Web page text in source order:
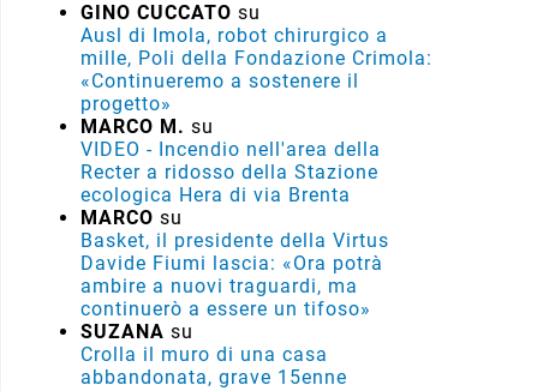
GINO CUCCATO su
Ausl di Imola, robot chirurgico a
mille, Poli della Fondazione Crimola:
«Continueremo a sostenere il
progetto»
MARCO M. su
VIDEO - Incendio nell'area della
Recter a ridosso della Stazione
ecologica Hera di via Brenta
MARCO su
Basket, il presidente della Virtus
Davide Fiumi lascia: «Ora potrà
ambire a nuovi traguardi, ma
continuerò a essere un tifoso»
SUZANA su
Crolla il muro di una casa
abbandonata, grave 15enne